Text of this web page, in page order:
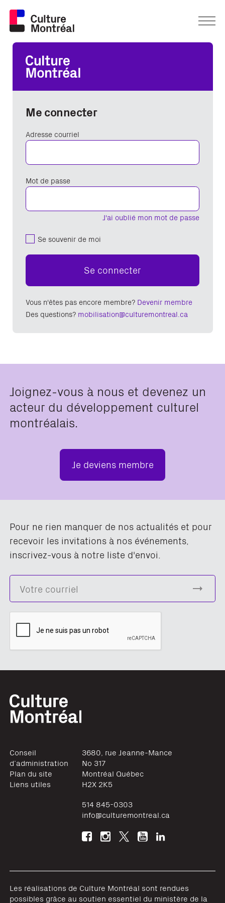
Me connecter
Adresse courriel
J'ai oublié mon mot de passe
Mot de passe
Se souvenir de moi
Se connecter
Vous n'êtes pas encore membre? Devenir membre
Des questions? mobilisation@culturemontreal.ca
Joignez-vous à nous et devenez un
acteur du développement culturel
montréalais.
Je deviens membre
Pour ne rien manquer de nos actualités et pour
recevoir les invitations à nos événements,
inscrivez-vous à notre liste d'envoi.
Conseil
d’administration
Plan du site
Liens utiles
3680, rue Jeanne-Mance
No 317
Montréal Québec
H2X 2K5
514 845-0303
info@culturemontreal.ca
Les réalisations de Culture Montréal sont rendues
possibles grâce au soutien essentiel du ministère de la